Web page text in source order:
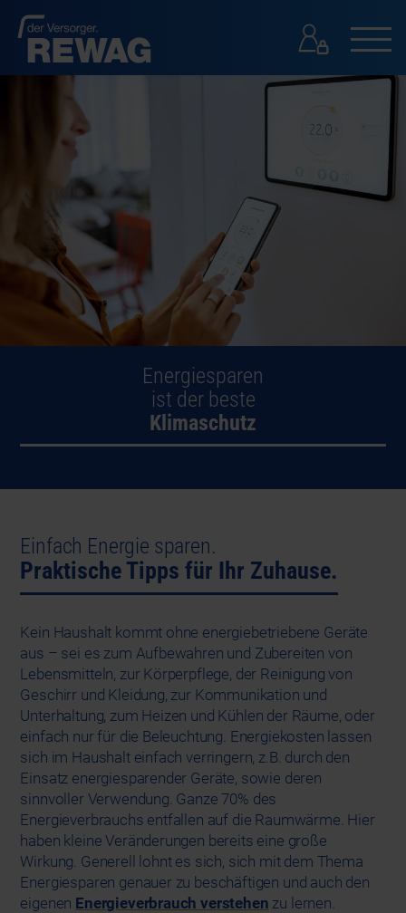
GESCHÄFTSKUNDEN
GESCHÄFTSKUNDEN
PRESSE
Energiesparen
ist der beste
Klimaschutz
Einfach Energie sparen.
Praktische Tipps für Ihr Zuhause.
Kein Haushalt kommt ohne energiebetriebene Geräte
aus – sei es zum Aufbewahren und Zubereiten von
Lebensmitteln, zur Körperpflege, der Reinigung von
Geschirr und Kleidung, zur Kommunikation und
Unterhaltung, zum Heizen und Kühlen der Räume, oder
einfach nur für die Beleuchtung. Energiekosten lassen
sich im Haushalt einfach verringern, z.B. durch den
Einsatz energiesparender Geräte, sowie deren
sinnvoller Verwendung. Ganze 70% des
Energieverbrauchs entfallen auf die Raumwärme. Hier
haben kleine Veränderungen bereits eine große
Wirkung. Generell lohnt es sich, sich mit dem Thema
Energiesparen genauer zu beschäftigen und auch den
eigenen Energieverbrauch verstehen zu lernen.